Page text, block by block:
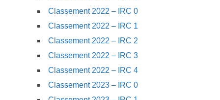
Classement 2022 – IRC 0
Classement 2022 – IRC 1
Classement 2022 – IRC 2
Classement 2022 – IRC 3
Classement 2022 – IRC 4
Classement 2023 – IRC 0